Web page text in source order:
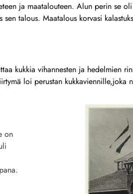
ja maatalouteen. Alun perin se
sen talous. Maatalous korvasi
kukkia vihannesten ja hedelmien
loi perustan kukkaviennille,joka
on